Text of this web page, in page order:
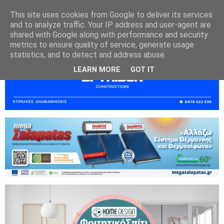
This site uses cookies from Google to deliver its services
and to analyze traffic. Your IP address and user-agent are
shared with Google along with performance and security
metrics to ensure quality of service, generate usage
statistics, and to detect and address abuse.
LEARN MORE GOT IT